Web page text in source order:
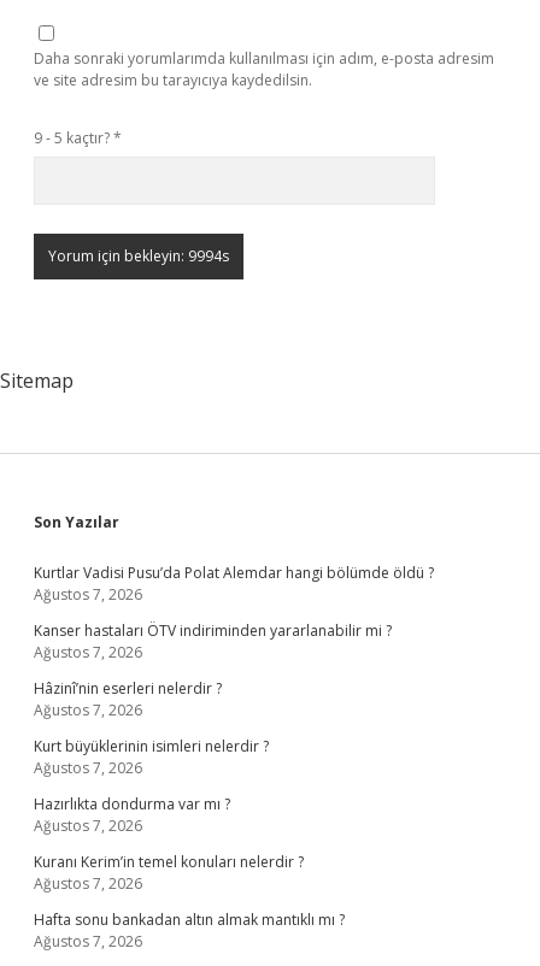
Daha sonraki yorumlarımda kullanılması için adım, e-posta adresim
ve site adresim bu tarayıcıya kaydedilsin.
9 - 5 kaçtır?*
Sitemap
Sidebar
Son Yazılar
Kurtlar Vadisi Pusu’da Polat Alemdar hangi bölümde öldü ?
Ağustos 7, 2026
Kanser hastaları ÖTV indiriminden yararlanabilir mi ?
Ağustos 7, 2026
Hâzinî’nin eserleri nelerdir ?
Ağustos 7, 2026
Kurt büyüklerinin isimleri nelerdir ?
Ağustos 7, 2026
Hazırlıkta dondurma var mı ?
Ağustos 7, 2026
Kuranı Kerim’in temel konuları nelerdir ?
Ağustos 7, 2026
Hafta sonu bankadan altın almak mantıklı mı ?
Ağustos 7, 2026